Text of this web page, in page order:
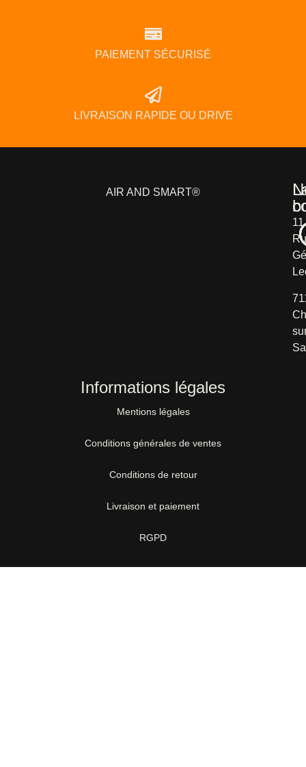
PAIEMENT SÉCURISÉ
LIVRAISON RAPIDE OU DRIVE
AIR AND SMART®
11
Informations légales
Mentions légales
Conditions générales de ventes
Conditions de retour
Livraison et paiement
RGPD